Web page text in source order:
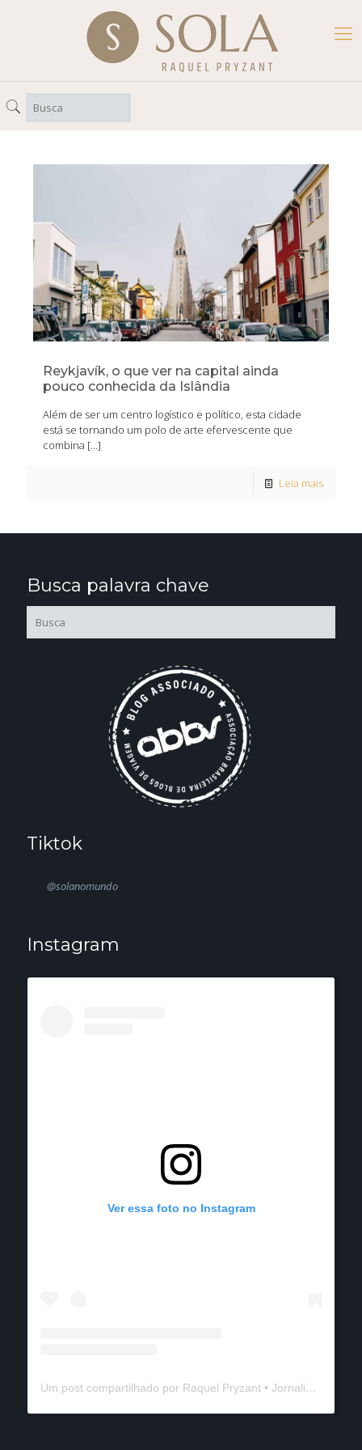
Reykjavík, o que ver na capital ainda
pouco conhecida da Islândia
Além de ser um centro logístico e político, esta cidade
está se tornando um polo de arte efervescente que
combina […]
Leia mais
Busca palavra chave
Tiktok
@solanomundo
Instagram
Ver essa foto no Instagram
Um post compartilhado por Raquel Pryzant • Jornalismo de Viagem (@solanomundo)